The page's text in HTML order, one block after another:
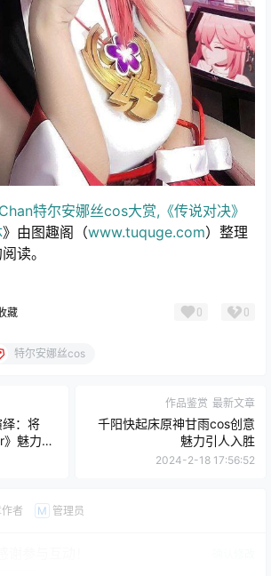
特尔安娜丝cos大赏,《传说对决》
》由图趣阁（www.tuquge.com）整理
读。
藏 0 0
特尔安娜丝cos
绎：将
魅力再
作品鉴赏 最新文章
千阳快起床原神甘雨cos创意
魅力引人入胜
2024-2-18 17:56:52
者 M 管理员